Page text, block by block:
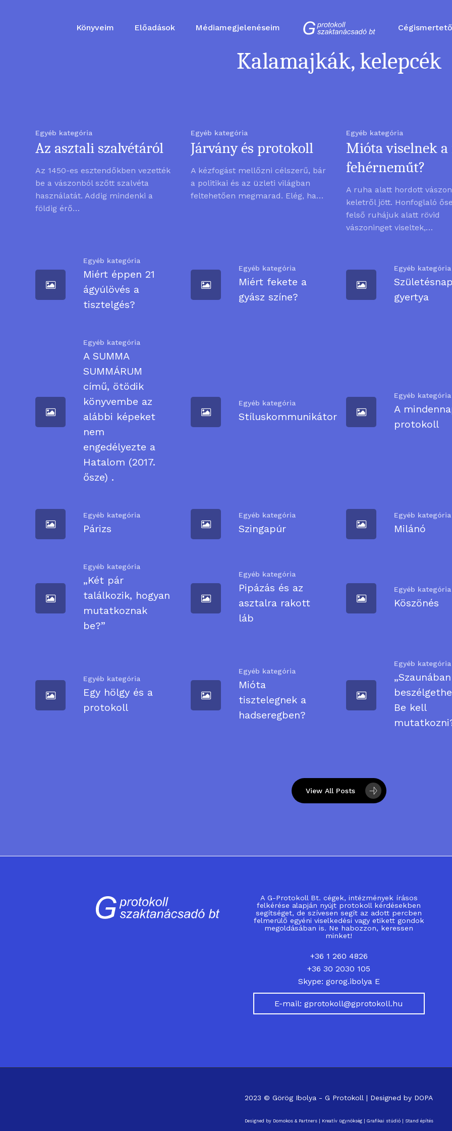
Könyveim Előadások Médiamegjelenéseim Cégismertető
Kalamajkák, kelepcék
Egyéb kategória
Az asztali szalvétáról
Az 1450-es esztendőkben vezették
be a vászonból szőtt szalvéta
használatát. Addig mindenki a
földig érő…
Egyéb kategória
Járvány és protokoll
A kézfogást mellőzni célszerű, bár
a politikai és az üzleti világban
feltehetően megmarad. Elég, ha…
Egyéb kategória
Mióta viselnek
fehérneműt?
A ruha alatt hordott
keletről jött. Honfoglaló
felső ruhájuk alatt rövid
vászoninget viseltek,…
Egyéb kategória
Miért éppen 21
ágyúlövés a
tisztelgés?
Egyéb kategória
Miért fekete a
gyász színe?
Egyéb kategória
gyertya
Egyéb kategória
A SUMMA
SUMMÁRUM
című, ötödik
könyvembe az
alábbi képeket
nem
engedélyezte a
Hatalom (2017.
ősze) .
Egyéb kategória
Stíluskommunikátor
Egyéb kategória
A
protokoll
Egyéb kategória
Párizs
Egyéb kategória
Szingapúr
Egyéb kategória
Milánó
Egyéb kategória
„Két pár
találkozik, hogyan
mutatkoznak
be?”
Egyéb kategória
Pipázás és az
asztalra rakott
láb
Egyéb kategória
Köszönés
Egyéb kategória
Egy hölgy és a
protokoll
Egyéb kategória
Mióta
tisztelegnek a
hadseregben?
Egyéb kategória
„Szaunában
Be kell
View All Posts
A G-Protokoll Bt. cégek, intézmények írásos
felkérése alapján nyújt protokoll kérdésekben
segítséget, de szívesen segít az adott percben
felmerülő egyéni viselkedési vagy etikett gondok
megoldásában is. Ne habozzon, keressen
minket!
+36 1 260 4826
+36 30 2030 105
Skype: gorog.ibolya E
E-mail: gprotokoll@gprotokoll.hu
2023 © Görög Ibolya - G Protokoll | Designed by DOPA
Designed by Domokos & Partners| Kreatív ügynökség| Grafikai stúdió| Stand építés